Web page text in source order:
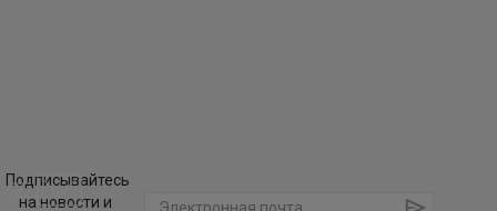
Подписывайтесь
на новости и